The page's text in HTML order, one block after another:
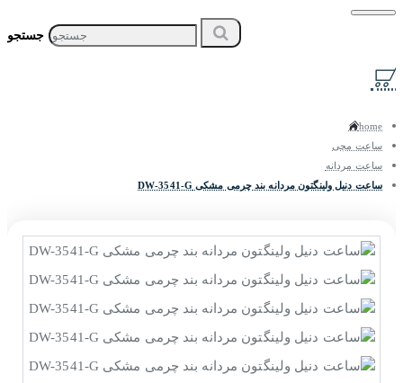
home
ساعت مچی
ساعت مردانه
ساعت دنیل ولینگتون مردانه بند چرمی مشکی DW-3541-G